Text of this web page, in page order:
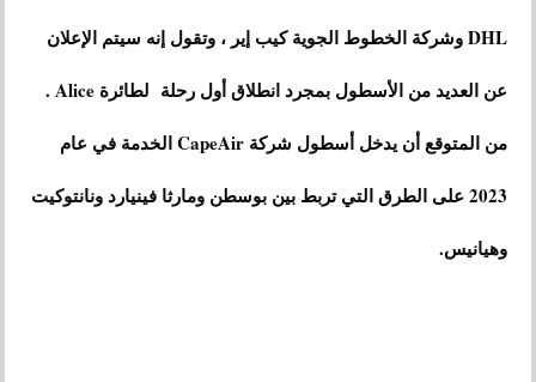
DHL وشركة الخطوط الجوية كيب إير ، وتقول إنه سيتم الإعلان
عن العديد من الأسطول بمجرد انطلاق أول رحلة لطائرة Alice .
من المتوقع أن يدخل أسطول شركة CapeAir الخدمة في عام
2023 على الطرق التي تربط بين بوسطن ومارثا فينيارد ونانتوكيت
وهيانيس.